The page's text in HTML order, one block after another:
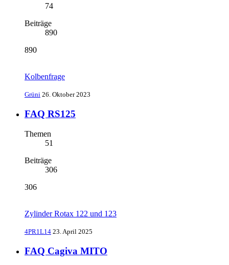
74
Beiträge
890
890
Kolbenfrage
Grüni 26. Oktober 2023
FAQ RS125
Themen
51
Beiträge
306
306
Zylinder Rotax 122 und 123
4PR1L14 23. April 2025
FAQ Cagiva MITO